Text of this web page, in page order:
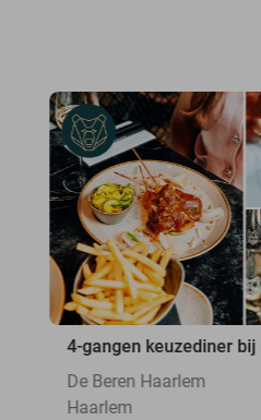
4-gangen keuzediner bij
De Beren Haarlem
Haarlem